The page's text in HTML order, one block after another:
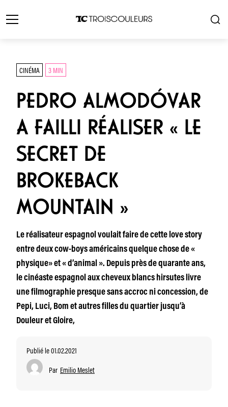
CINÉMA 3 MIN
PEDRO ALMODÓVAR
A FAILLI RÉALISER « LE
SECRET DE
BROKEBACK
MOUNTAIN »
Le réalisateur espagnol voulait faire de cette love story
entre deux cow-boys américains quelque chose de «
physique» et « d’animal ». Depuis près de quarante ans,
le cinéaste espagnol aux cheveux blancs hirsutes livre
une filmographie presque sans accroc ni concession, de
Pepi, Luci, Bom et autres filles du quartier jusqu’à
Douleur et Gloire,
Publié le 01.02.2021
Par Emilio Meslet